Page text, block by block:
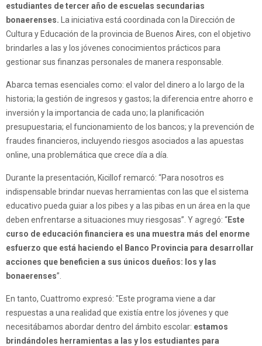
estudiantes de tercer año de escuelas secundarias
bonaerenses. La iniciativa está coordinada con la Dirección de
Cultura y Educación de la provincia de Buenos Aires, con el objetivo
brindarles a las y los jóvenes conocimientos prácticos para
gestionar sus finanzas personales de manera responsable.
Abarca temas esenciales como: el valor del dinero a lo largo de la
historia; la gestión de ingresos y gastos; la diferencia entre ahorro e
inversión y la importancia de cada uno; la planificación
presupuestaria; el funcionamiento de los bancos; y la prevención de
fraudes financieros, incluyendo riesgos asociados a las apuestas
online, una problemática que crece día a día.
Durante la presentación, Kicillof remarcó: “Para nosotros es
indispensable brindar nuevas herramientas con las que el sistema
educativo pueda guiar a los pibes y a las pibas en un área en la que
deben enfrentarse a situaciones muy riesgosas”. Y agregó: “Este
curso de educación financiera es una muestra más del enorme
esfuerzo que está haciendo el Banco Provincia para desarrollar
acciones que beneficien a sus únicos dueños: los y las
bonaerenses”.
En tanto, Cuattromo expresó: "Este programa viene a dar
respuestas a una realidad que existía entre los jóvenes y que
necesitábamos abordar dentro del ámbito escolar: estamos
brindándoles herramientas a las y los estudiantes para